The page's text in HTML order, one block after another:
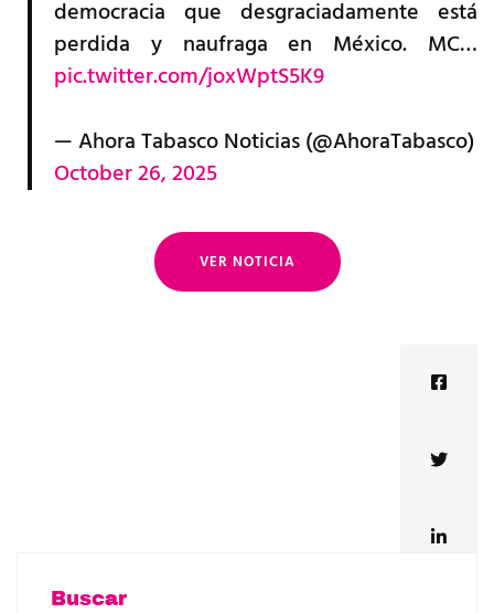
democracia que desgraciadamente está
perdida y naufraga en México. MC…
pic.twitter.com/joxWptS5K9
— Ahora Tabasco Noticias (@AhoraTabasco)
October 26, 2025
VER NOTICIA
Buscar